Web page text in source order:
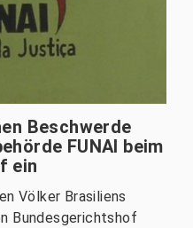
Beschwerde
FUNAI beim
ein
Völker Brasiliens
Bundesgerichtshof